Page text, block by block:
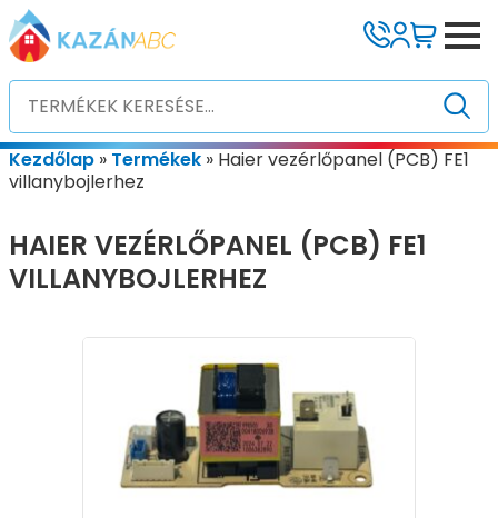
Kezdőlap » Termékek » Haier vezérlőpanel (PCB) FE1
villanybojlerhez
HAIER VEZÉRLŐPANEL (PCB) FE1
VILLANYBOJLERHEZ